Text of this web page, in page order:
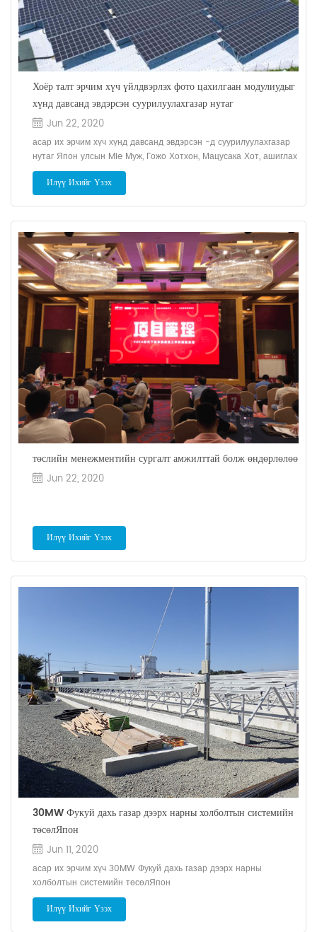
Хоёр талт эрчим хүч үйлдвэрлэх фото цахилгаан модулиудыг
хүнд давсанд эвдэрсэн суурилуулахгазар нутаг
Jun 22, 2020
асар их эрчим хүч хүнд давсанд эвдэрсэн -д суурилуулахгазар
нутаг Япон улсын Mie Муж, Гожо Хотхон, Мацусака Хот, ашиглах
хоёр талт цахилгаан үйлдвэрлэх фото цахилгаан модулиуд
Газраас 2 метр өндөр
Илүү Ихийг Үзэх
төслийн менежментийн сургалт амжилттай болж өндөрлөлөө
Jun 22, 2020
Илүү Ихийг Үзэх
30MW Фукуй дахь газар дээрх нарны холболтын системийн
төсөлЯпон
Jun 11, 2020
асар их эрчим хүч 30MW Фукуй дахь газар дээрх нарны
холболтын системийн төсөлЯпон
Илүү Ихийг Үзэх